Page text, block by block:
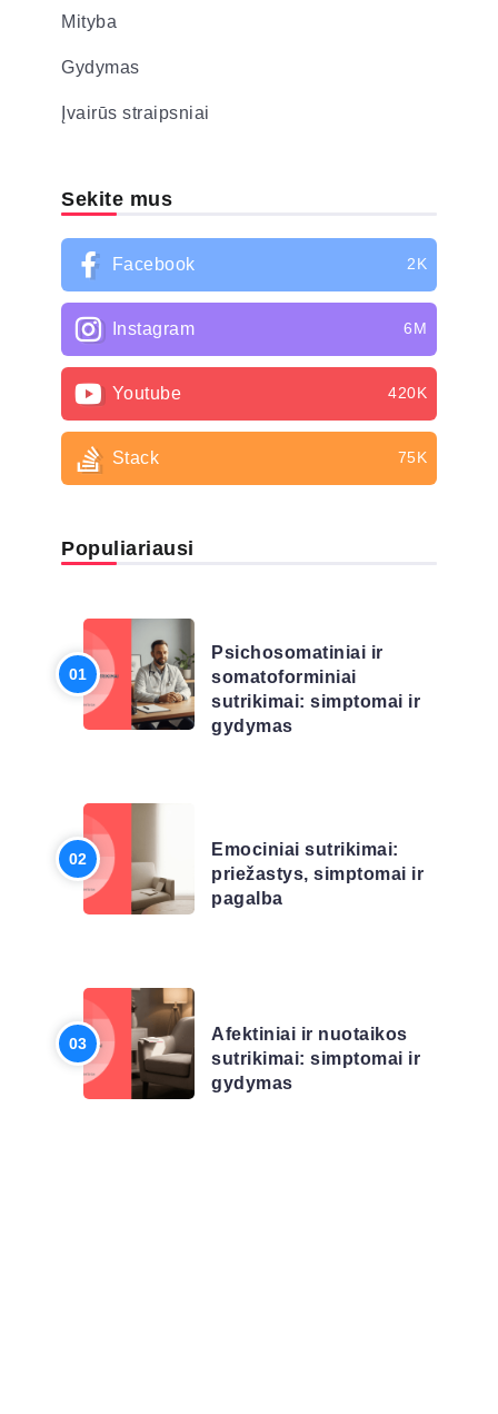
Mityba
Gydymas
Įvairūs straipsniai
Sekite mus
Facebook 2K
Instagram 6M
Youtube 420K
Stack 75K
Populiariausi
Psichosomatiniai ir
somatoforminiai
sutrikimai: simptomai ir
gydymas
Emociniai sutrikimai:
priežastys, simptomai ir
pagalba
Afektiniai ir nuotaikos
sutrikimai: simptomai ir
gydymas